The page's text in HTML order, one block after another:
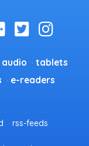
audio
tablets
e-readers
rss-feeds